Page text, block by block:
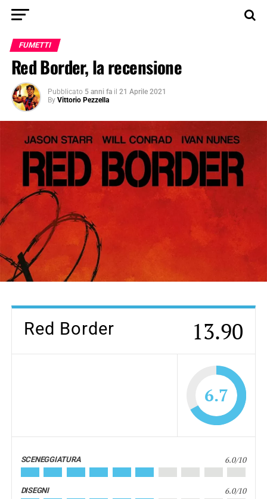
FUMETTI
Red Border, la recensione
Pubblicato 5 anni fa il 21 Aprile 2021
By Vittorio Pezzella
Red Border 13.90
6.7
SCENEGGIATURA 6.0/10
DISEGNI 6.0/10